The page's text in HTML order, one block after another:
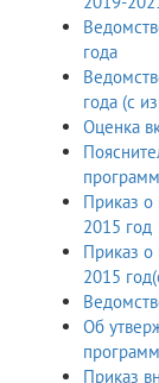
года
года (с
Оценка
Приказ
2015 год
Приказ
2015
Об
Приказ